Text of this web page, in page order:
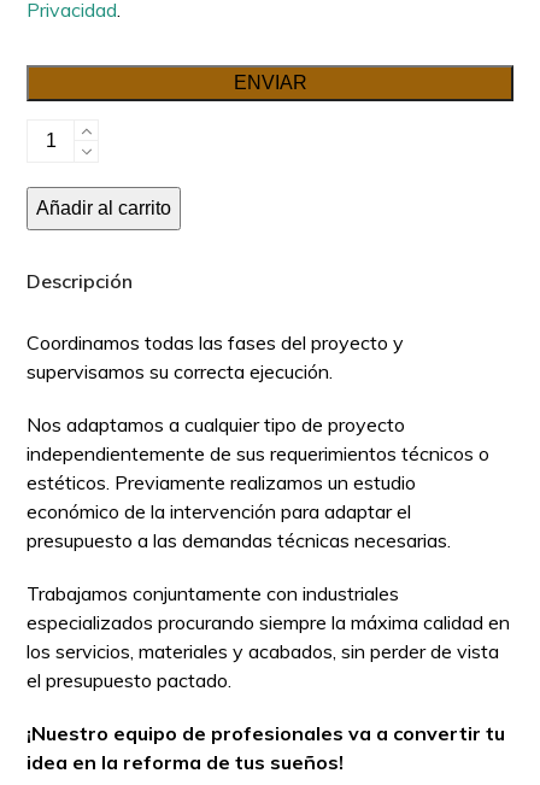
Privacidad.
Reforma
Fachadas
cantidad
Añadir al carrito
Descripción
Coordinamos todas las fases del proyecto y
supervisamos su correcta ejecución.
Nos adaptamos a cualquier tipo de proyecto
independientemente de sus requerimientos técnicos o
estéticos. Previamente realizamos un estudio
económico de la intervención para adaptar el
presupuesto a las demandas técnicas necesarias.
Trabajamos conjuntamente con industriales
especializados procurando siempre la máxima calidad en
los servicios, materiales y acabados, sin perder de vista
el presupuesto pactado.
¡Nuestro equipo de profesionales va a convertir tu
idea en la reforma de tus sueños!